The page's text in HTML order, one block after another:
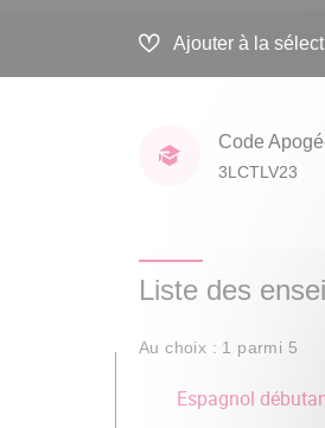
Ajouter à la
Code
3LCTLV23
Liste des
Au choix : 1 parmi 5
Espagnol